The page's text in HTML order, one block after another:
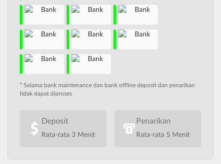
* Selama bank maintenance dan bank offline deposit dan penarikan
tidak dapat diproses
Deposit
Rata-rata 3 Menit
Penarikan
Rata-rata 5 Menit